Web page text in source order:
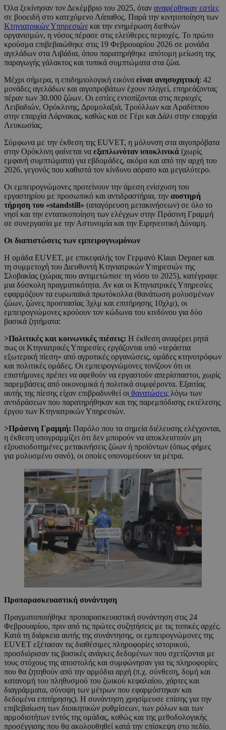
Όλα ξεκίνησαν τον Δεκέμβριο του 2025, όταν αναφέρθηκαν εστίες
σε βοοειδή στο κατεχόμενο Λάπαθος. Παρά την κινητοποίηση των
Κτηνιατρικών Υπηρεσιών και την ενημέρωση διεθνών
οργανισμών, η νόσος πέρασε στις ελεύθερες περιοχές. Το πρώτο
κρούσμα επιβεβαιώθηκε στις 19 Φεβρουαρίου 2026 σε μονάδα
αγελάδων στα Λιβάδια, όπου παρατηρήθηκε απότομη μείωση της
παραγωγής γάλακτος και τυπικά συμπτώματα στα ζώα.
Μέχρι σήμερα, η επιδημιολογική εικόνα είναι ανησυχητική: 42
μονάδες αγελάδων και αιγοπροβάτων έχουν πληγεί, επηρεάζοντας
πέραν των 30.000 ζώων. Οι εστίες εντοπίζονται στις περιοχές
Λειβαδιών, Ορόκλινης, Δρομολαξιά, Τρούλλων και Αραδίππου
στην επαρχία Λάρνακας, καθώς και σε Γέρι και Δάλι στην επαρχία
Λευκωσίας.
Σύμφωνα με την έκθεση της EUVET, η μόλυνση στα αιγοπρόβατα
στην Ορόκλινη φαίνεται να εξαπλωνόταν υποκλινικά (χωρίς
εμφανή συμπτώματα) για εβδομάδες, ακόμα και από την αρχή του
2026, γεγονός που καθιστά τον κίνδυνο αόρατο και μεγαλύτερο.
Οι εμπειρογνώμονες προτείνουν την άμεση ενίσχυση του
εργαστηρίου με προσωπικό και αντιδραστήρια, την αυστηρή
τήρηση του «standstill» (απαγόρευση μετακινήσεων) σε όλο το
νησί και την εντατικοποίηση των ελέγχων στην Πράσινη Γραμμή
σε συνεργασία με την Αστυνομία και την Ειρηνευτική Δύναμη.
Οι διαπιστώσεις των εμπειρογνωμόνων
Η ομάδα EUVET, με επικεφαλής τον Γερμανό Klaus Depner και
τη συμμετοχή του Διευθυντή Κτηνιατρικών Υπηρεσιών της
Σλοβακίας (χώρας που αντιμετώπισε τη νόσο το 2025), κατέγραψε
μια δύσκολη πραγματικότητα. Αν και οι Κτηνιατρικές Υπηρεσίες
εφαρμόζουν τα ευρωπαϊκά πρωτόκολλα (θανάτωση μολυσμένων
ζώων, ζώνες προστασίας 3χλμ και επιτήρησης 10χλμ), οι
εμπειρογνώμονες κρούουν τον κώδωνα του κινδύνου για δύο
βασικά ζητήματα:
>Πολιτικές και κοινωνικές πιέσεις: Η έκθεση αναφέρει ρητά
πως οι Κτηνιατρικές Υπηρεσίες εργάζονται υπό «τεράστια
εξωτερική πίεση» από αγροτικές οργανώσεις, ομάδες κτηνοτρόφων
και πολιτικές ομάδες. Οι εμπειρογνώμονες τονίζουν ότι οι
επιστήμονες πρέπει να αφεθούν να εργαστούν απερίσπαστοι, χωρίς
παρεμβάσεις από οικονομικά ή πολιτικά συμφέροντα. Εξαιτίας
αυτής της πίεσης είχαν επιβραδυνθεί οι θανατώσεις λόγω των
αντιδράσεων που παρατηρήθηκαν και της παρεμπόδισης εκτέλεσης
έργου των Κτηνιατρικών Υπηρεσιών.
>Πράσινη Γραμμή: Παρόλο που τα σημεία διέλευσης ελέγχονται,
η έκθεση υπογραμμίζει ότι δεν μπορούν να αποκλειστούν μη
εξουσιοδοτημένες μετακινήσεις ζώων ή προϊόντων (όπως φήμες
για μολυσμένο σανό), οι οποίες υπονομεύουν τα μέτρα.
Προπαρασκευαστική συνάντηση
Πραγματοποιήθηκε προπαρασκευαστική συνάντηση στις 24
Φεβρουαρίου, πριν από τις πρώτες συζητήσεις με τις τοπικές αρχές.
Κατά τη διάρκεια αυτής της συνάντησης, οι εμπειρογνώμονες της
EUVET εξέτασαν τις διαθέσιμες πληροφορίες ιστορικού,
προσδιόρισαν τις βασικές ανάγκες δεδομένων που σχετίζονται με
τους στόχους της αποστολής και συμφώνησαν για τις πληροφορίες
που θα ζητηθούν από την αρμόδια αρχή (π.χ. σύνθεση, δομή και
κατανομή του πληθυσμού του ζωικού κεφαλαίου, χάρτες και
διαγράμματα, σύνοψη των μέτρων που εφαρμόστηκαν και
δεδομένα επιτήρησης). Η συνάντηση χρησίμευσε επίσης για την
επιβεβαίωση των διοικητικών ρυθμίσεων, των ρόλων και των
αρμοδιοτήτων εντός της ομάδας, καθώς και της μεθοδολογικής
προσέγγισης που θα ακολουθηθεί κατά την επίσκεψη στο πεδίο.